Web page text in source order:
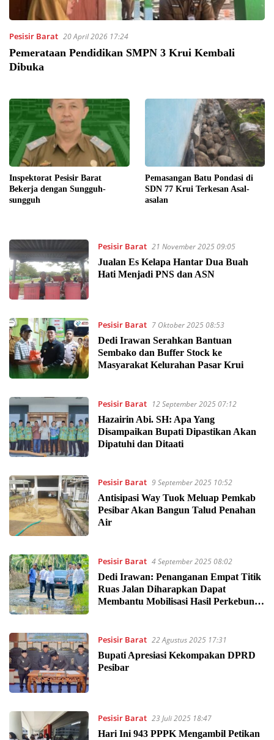
Pesisir Barat 20 April 2026 17:24
Pemerataan Pendidikan SMPN 3 Krui Kembali
Dibuka
Inspektorat Pesisir Barat
Bekerja dengan Sungguh-
sungguh
Pemasangan Batu Pondasi di
SDN 77 Krui Terkesan Asal-
asalan
Pesisir Barat 21 November 2025 09:05
Jualan Es Kelapa Hantar Dua Buah
Hati Menjadi PNS dan ASN
Pesisir Barat 7 Oktober 2025 08:53
Dedi Irawan Serahkan Bantuan
Sembako dan Buffer Stock ke
Masyarakat Kelurahan Pasar Krui
Pesisir Barat
12 September 2025 07:12
Hazairin Abi. SH: Apa Yang
Disampaikan Bupati Dipastikan Akan
Dipatuhi dan Ditaati
Pesisir Barat 9 September 2025 10:52
Antisipasi Way Tuok Meluap Pemkab
Pesibar Akan Bangun Talud Penahan
Air
Pesisir Barat 4 September 2025 08:02
Dedi Irawan: Penanganan Empat Titik
Ruas Jalan Diharapkan Dapat
Membantu Mobilisasi Hasil Perkebunan
Pesisir Barat 22 Agustus 2025 17:31
Bupati Apresiasi Kekompakan DPRD
Pesibar
Pesisir Barat 23 Juli 2025 18:47
Hari Ini 943 PPPK Mengambil Petikan